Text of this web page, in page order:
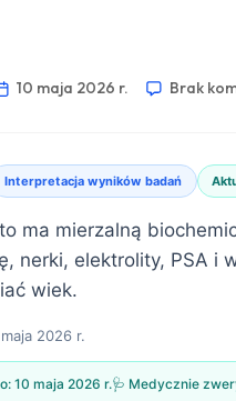
10 maja 2026 r. Brak
Interpretacja wyników badań
ma mierzalną
nerki, elektrolity, PSA i
wiek.
2026 r.
10 maja 2026 r.🩺 Medycznie